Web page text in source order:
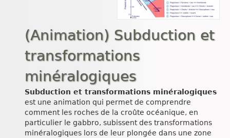
(Animation) Subduction et
transformations
minéralogiques
Subduction et transformations minéralogiques
est une animation qui permet de comprendre
comment les roches de la croûte océanique, en
particulier le gabbro, subissent des transformations
minéralogiques lors de leur plongée dans une zone